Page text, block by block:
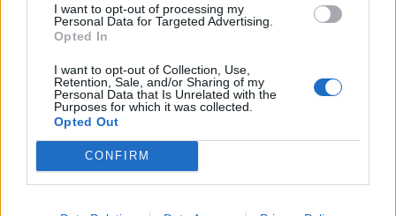
I want to opt-out of processing my
Personal Data for Targeted Advertising.
Opted In
I want to opt-out of Collection, Use,
Retention, Sale, and/or Sharing of my
Personal Data that Is Unrelated with the
Purposes for which it was collected.
Opted Out
CONFIRM
sybaris dijo:
:blink: :blink:
Joe, y las p***o del viernes tambien? jajajaja
Ahora los contenidos p***o van a ser más frecuentes
porque vamos a ver como le chupan la p**** a zapatero
todos los dias... <_<